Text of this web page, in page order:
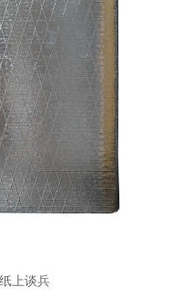
上谈兵